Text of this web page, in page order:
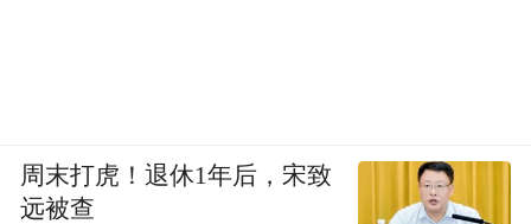
周末打虎！退休1年后，宋致
远被查